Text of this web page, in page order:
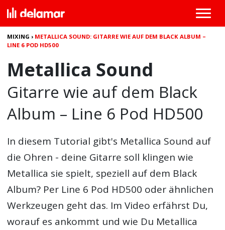
MIXING › METALLICA SOUND: GITARRE WIE AUF DEM BLACK ALBUM –
LINE 6 POD HD500
Metallica Sound
Gitarre wie auf dem Black
Album – Line 6 Pod HD500
In diesem Tutorial gibt's Metallica Sound auf
die Ohren - deine Gitarre soll klingen wie
Metallica sie spielt, speziell auf dem Black
Album? Per Line 6 Pod HD500 oder ähnlichen
Werkzeugen geht das. Im Video erfährst Du,
worauf es ankommt und wie Du Metallica